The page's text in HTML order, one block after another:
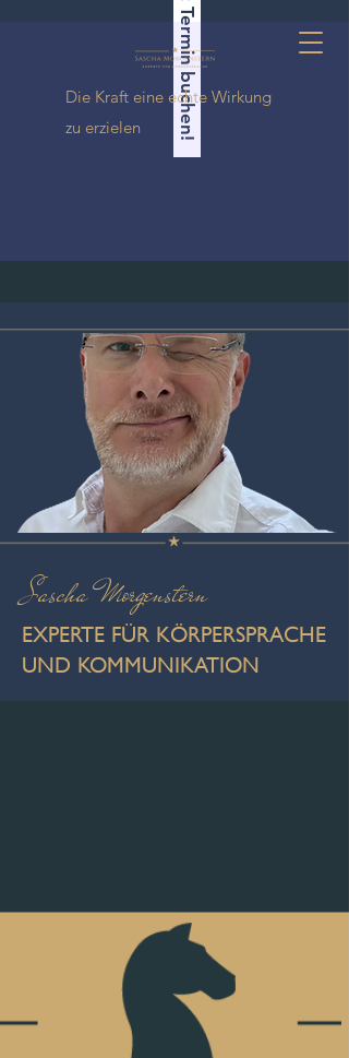
Jetzt Termin buchen!
Die Kraft eine echte Wirkung
zu erzielen
Sascha Morgenstern
EXPERTE FÜR KÖRPERSPRACHE
UND KOMMUNIKATION